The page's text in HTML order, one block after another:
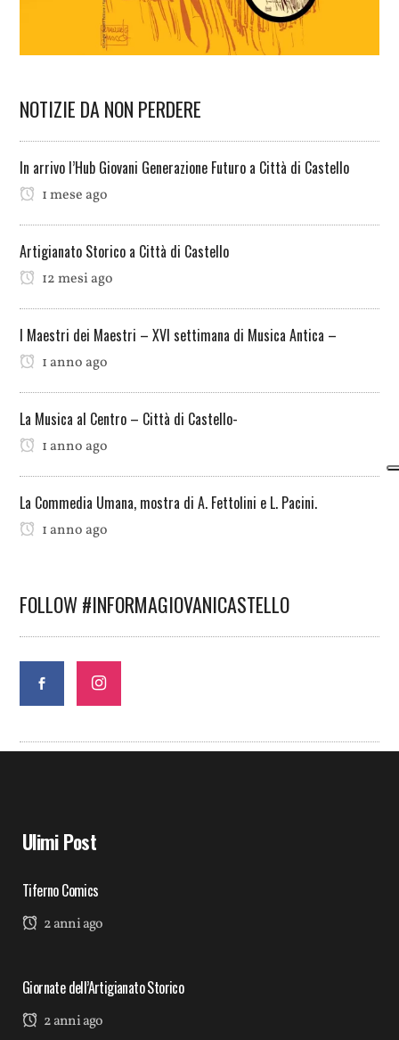
NOTIZIE DA NON PERDERE
In arrivo l’Hub Giovani Generazione Futuro a Città di Castello
1 mese ago
Artigianato Storico a Città di Castello
12 mesi ago
I Maestri dei Maestri – XVI settimana di Musica Antica –
1 anno ago
La Musica al Centro – Città di Castello-
1 anno ago
La Commedia Umana, mostra di A. Fettolini e L. Pacini.
1 anno ago
FOLLOW #INFORMAGIOVANICASTELLO
Ulimi Post
Tiferno Comics
2 anni ago
Giornate dell’Artigianato Storico
2 anni ago